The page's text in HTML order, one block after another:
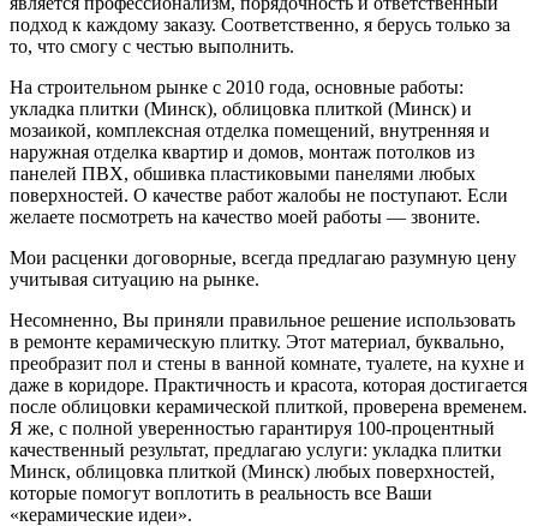
подход к каждому заказу. Соответственно, я берусь только за
то, что смогу с честью выполнить.
На строительном рынке с 2010 года, основные работы:
укладка плитки (Минск), облицовка плиткой (Минск) и
мозаикой, комплексная отделка помещений, внутренняя и
наружная отделка квартир и домов, монтаж потолков из
панелей ПВХ, обшивка пластиковыми панелями любых
поверхностей. О качестве работ жалобы не поступают. Если
желаете посмотреть на качество моей работы — звоните.
Мои расценки договорные, всегда предлагаю разумную цену
учитывая ситуацию на рынке.
Несомненно, Вы приняли правильное решение использовать
в ремонте керамическую плитку. Этот материал, буквально,
преобразит пол и стены в ванной комнате, туалете, на кухне и
даже в коридоре. Практичность и красота, которая достигается
после облицовки керамической плиткой, проверена временем.
Я же, с полной уверенностью гарантируя 100-процентный
качественный результат, предлагаю услуги: укладка плитки
Минск, облицовка плиткой (Минск) любых поверхностей,
которые помогут воплотить в реальность все Ваши
«керамические идеи».